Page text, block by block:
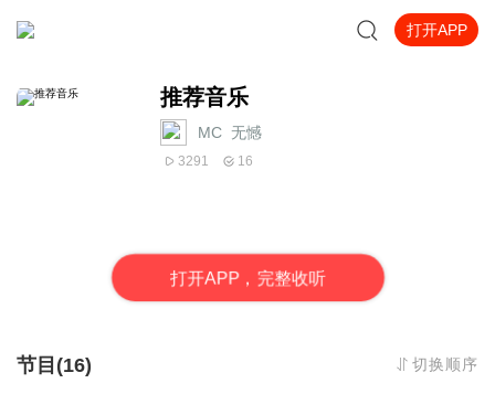
打开APP
推荐音乐
MC_无憾
3291 16
打开APP，完整收听
节目(16) 切换顺序